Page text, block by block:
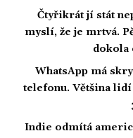
Čtyřikrát jí stát
myslí, že je mrtvá.
dokola
WhatsApp má
telefonu. Většina
Indie odmítá